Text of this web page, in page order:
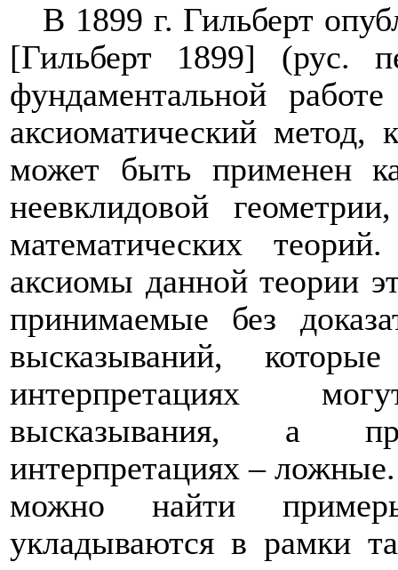
В 1899 г. Гильберт
[Гильберт 1899] (рус.
фундаментальной
аксиоматический
может быть применен
неевклидовой
математических
аксиомы данной теории
принимаемые без
высказываний,
интерпретациях
высказывания, а
интерпретациях –
можно найти
укладываются в рамки